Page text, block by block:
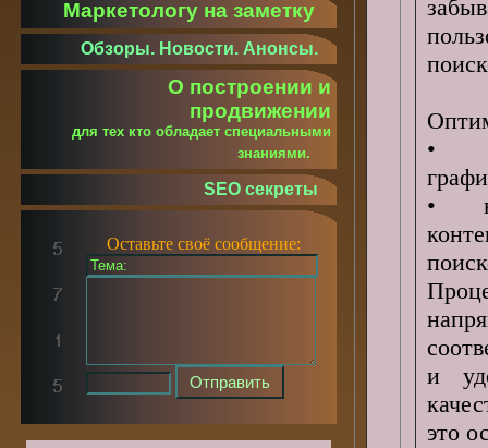
•
•
и
это
Маркетологу на заметку
Обзоры. Новости. Анонсы.
О построении и
продвижении
для тех кто обладает специальными
знаниями.
SEO секреты
Оставьте своё сообщение: